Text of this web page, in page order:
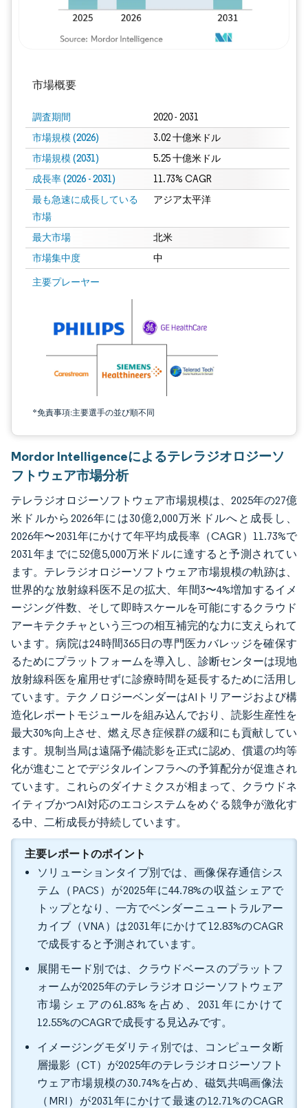
市場概要
調査期間 2020 - 2031
市場規模 (2026) 3.02 十億米ドル
市場規模 (2031) 5.25 十億米ドル
成長率 (2026 - 2031) 11.73% CAGR
最も急速に成長している
市場
アジア太平洋
最大市場 北米
市場集中度 中
主要プレーヤー
*免責事項:主要選手の並び順不同
画像 © Mordor Intelligence。再利用にはCC BY 4.0の表示が必要です。
Mordor Intelligenceによるテレラジオロジーソ
フトウェア市場分析
テレラジオロジーソフトウェア市場規模は、2025年の27億
米ドルから2026年には30億2,000万米ドルへと成長し、
2026年〜2031年にかけて年平均成長率（CAGR）11.73%で
2031年までに52億5,000万米ドルに達すると予測されてい
ます。テレラジオロジーソフトウェア市場規模の軌跡は、
世界的な放射線科医不足の拡大、年間3〜4%増加するイメ
ージング件数、そして即時スケールを可能にするクラウド
アーキテクチャという三つの相互補完的な力に支えられて
います。病院は24時間365日の専門医カバレッジを確保す
るためにプラットフォームを導入し、診断センターは現地
放射線科医を雇用せずに診療時間を延長するために活用し
ています。テクノロジーベンダーはAIトリアージおよび構
造化レポートモジュールを組み込んでおり、読影生産性を
最大30%向上させ、燃え尽き症候群の緩和にも貢献してい
ます。規制当局は遠隔予備読影を正式に認め、償還の均等
化が進むことでデジタルインフラへの予算配分が促進され
ています。これらのダイナミクスが相まって、クラウドネ
イティブかつAI対応のエコシステムをめぐる競争が激化す
る中、二桁成長が持続しています。
主要レポートのポイント
ソリューションタイプ別では、画像保存通信シス
テム（PACS）が2025年に44.78%の収益シェアで
トップとなり、一方でベンダーニュートラルアー
カイブ（VNA）は2031年にかけて12.83%のCAGR
で成長すると予測されています。
展開モード別では、クラウドベースのプラットフ
ォームが2025年のテレラジオロジーソフトウェア
市場シェアの61.83%を占め、2031年にかけて
12.55%のCAGRで成長する見込みです。
イメージングモダリティ別では、コンピュータ断
層撮影（CT）が2025年のテレラジオロジーソフト
ウェア市場規模の30.74%を占め、磁気共鳴画像法
（MRI）が2031年にかけて最速の12.71%のCAGR